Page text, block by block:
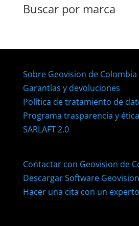
Buscar por marca
Sobre Geovision de Colombia
Garantías y devoluciones
Política de tratamiento de
Programa trasparencia y
SARLAFT 2.0
Contactar con Geovision de
Descargar Software
Hacer una cita con un